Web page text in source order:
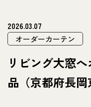
2026.03.07
オーダーカーテン
リビング大窓
品（京都府長岡